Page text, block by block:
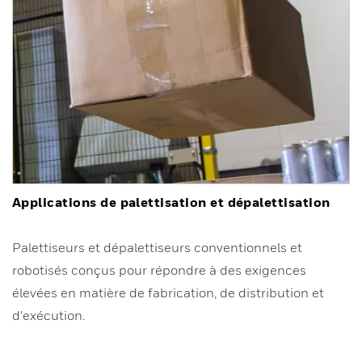
Applications de palettisation et dépalettisation
Palettiseurs et dépalettiseurs conventionnels et
robotisés conçus pour répondre à des exigences
élevées en matière de fabrication, de distribution et
d'exécution.